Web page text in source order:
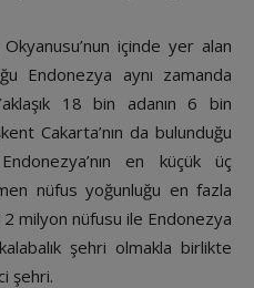
içinde yer alan
Endonezya aynı zamanda
18 bin adanın 6 bin
Cakarta’nın da bulunduğu
en küçük üç
nüfus yoğunluğu en fazla
milyon nüfusu ile Endonezya
şehri olmakla birlikte
şehri.